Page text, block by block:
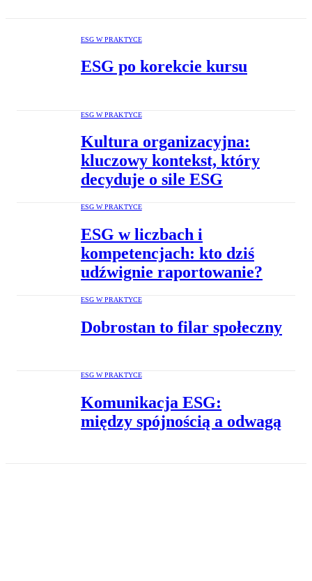
ESG W PRAKTYCE
ESG po korekcie kursu
ESG W PRAKTYCE
Kultura organizacyjna:
kluczowy kontekst, który
decyduje o sile ESG
ESG W PRAKTYCE
ESG w liczbach i
kompetencjach: kto dziś
udźwignie raportowanie?
ESG W PRAKTYCE
Dobrostan to filar społeczny
ESG W PRAKTYCE
Komunikacja ESG:
między spójnością a odwagą